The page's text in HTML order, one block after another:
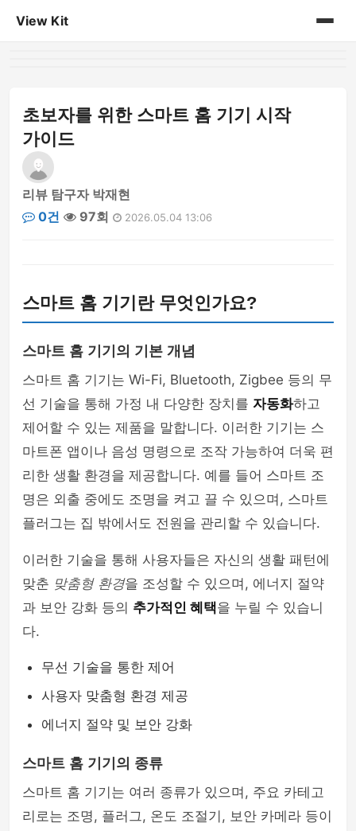
View Kit
초보자를 위한 스마트 홈 기기 시작
가이드
리뷰 탐구자 박재현
0건
97회 2026.05.04 13:06
스마트 홈 기기란 무엇인가요?
스마트 홈 기기의 기본 개념
스마트 홈 기기는 Wi-Fi, Bluetooth, Zigbee 등의 무
선 기술을 통해 가정 내 다양한 장치를 자동화하고
제어할 수 있는 제품을 말합니다. 이러한 기기는 스
마트폰 앱이나 음성 명령으로 조작 가능하여 더욱 편
리한 생활 환경을 제공합니다. 예를 들어 스마트 조
명은 외출 중에도 조명을 켜고 끌 수 있으며, 스마트
플러그는 집 밖에서도 전원을 관리할 수 있습니다.
이러한 기술을 통해 사용자들은 자신의 생활 패턴에
맞춘 맞춤형 환경을 조성할 수 있으며, 에너지 절약
과 보안 강화 등의 추가적인 혜택을 누릴 수 있습니
다.
무선 기술을 통한 제어
사용자 맞춤형 환경 제공
에너지 절약 및 보안 강화
스마트 홈 기기의 종류
스마트 홈 기기는 여러 종류가 있으며, 주요 카테고
리로는 조명, 플러그, 온도 조절기, 보안 카메라 등이